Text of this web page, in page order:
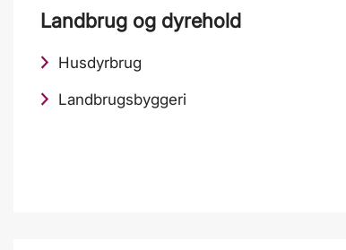
Landbrug og dyrehold
Husdyrbrug
Landbrugsbyggeri